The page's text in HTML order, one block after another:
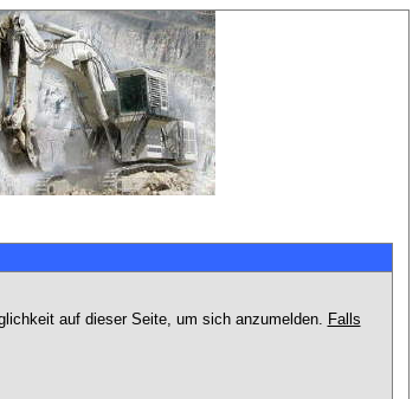
auf dieser Seite, um sich anzumelden. Falls